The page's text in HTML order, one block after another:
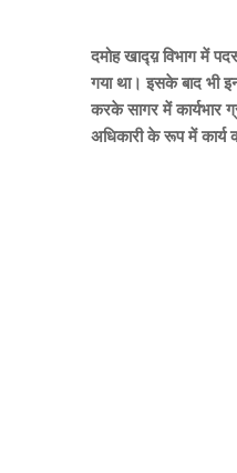
दमोह खाद्य़ विभाग में
गया था। इसके बाद भी
करके सागर में कार्यभार
अधिकारी के रूप में कार्य